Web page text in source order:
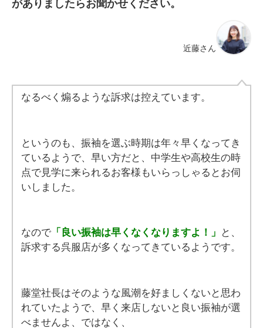
がありましたらお聞かせください。
近藤さん
なるべく煽るような訴求は控えています。
というのも、振袖を選ぶ時期は年々早くなってき
ているようで、早い方だと、中学生や高校生の時
点で見学に来られるお客様もいらっしゃるとお伺
いしました。
なので 「良い振袖は早くなくなりますよ！」
と、
訴求する呉服店が多くなってきているようです。
藤堂社長はそのような風潮を好ましくないと思わ
れていたようで、早く来店しないと良い振袖が選
べませんよ、ではなく、